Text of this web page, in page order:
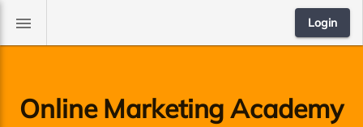
menu Login
Online Marketing Academy